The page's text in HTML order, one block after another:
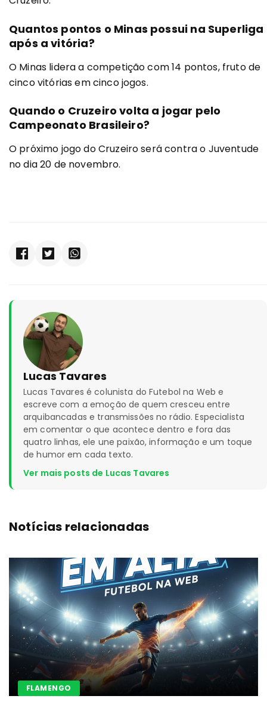
Quantos pontos o Minas possui na Superliga
após a vitória?
O Minas lidera a competição com 14 pontos, fruto de
cinco vitórias em cinco jogos.
Quando o Cruzeiro volta a jogar pelo
Campeonato Brasileiro?
O próximo jogo do Cruzeiro será contra o Juventude
no dia 20 de novembro.
Lucas Tavares
Lucas Tavares é colunista do Futebol na Web e
escreve com a emoção de quem cresceu entre
arquibancadas e transmissões no rádio. Especialista
em comentar o que acontece dentro e fora das
quatro linhas, ele une paixão, informação e um toque
de humor em cada texto.
Ver mais posts de Lucas Tavares
Notícias relacionadas
FLAMENGO